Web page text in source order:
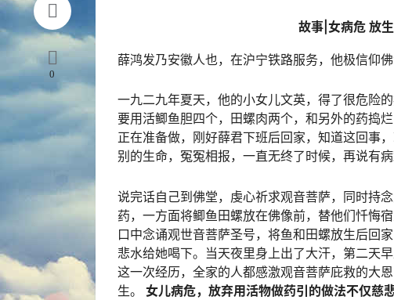
故事|女病危 放
薛鸿发乃安徽人也，在沪宁铁路服务，他极信仰
一九二九年夏天，他的小女儿文英，得了很危险
要用活鲫鱼胆四个，田螺肉两个，和另外的药捣
正在准备做，刚好薛君下班后回家，知道这回事
别的生命，冤冤相报，一直无终了时候，再说有
说完话自己到佛堂，虔心祈求观音菩萨，同时持
药，一方面将鲫鱼田螺放在佛像前，替他们忏悔
口中念诵观世音菩萨圣号，将鱼和田螺放生后回
悲水给她喝下。当天夜里身上出了大汗，第二天
这一次经历，全家的人都感激观音菩萨庇救的大
生。
女儿病危，放弃用活物做药引的做法不仅慈
0